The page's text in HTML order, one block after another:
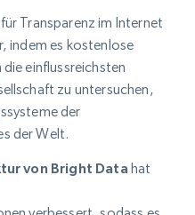
Transparenz im Internet
indem es kostenlose
einflussreichsten
zu untersuchen,
der
der Welt.
von Bright Data hat